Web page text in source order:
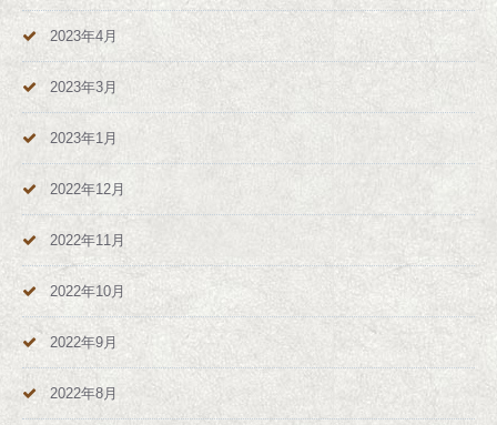
2023年4月
2023年3月
2023年1月
2022年12月
2022年11月
2022年10月
2022年9月
2022年8月